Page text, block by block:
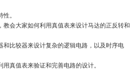
。
教会大家如何利用真值表来设计马达的正反转和
和比较器来设计复杂的逻辑电路，以及时序电
真值表来验证和完善电路的设计。